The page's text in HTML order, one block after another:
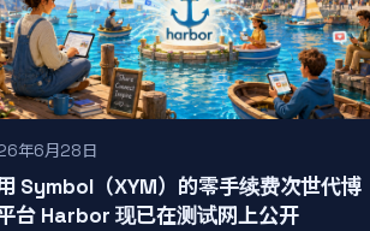
年6月28日
Symbol（XYM）的零手续费次世代博
台 Harbor 现已在测试网上公开